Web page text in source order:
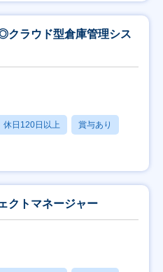
クラウド型倉庫管理シス
休日120日以上 賞与あり
クトマネージャー